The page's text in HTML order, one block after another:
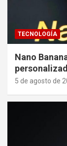
TECNOLOGÍA
Nano
5 de agosto de